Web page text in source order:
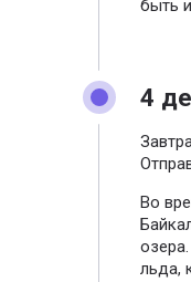
быть
4
Во
льда,